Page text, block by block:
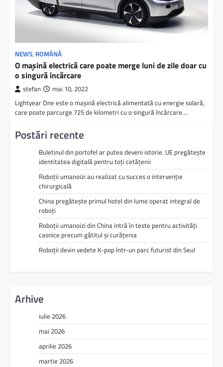
NEWS, ROMÂNĂ
O mașină electrică care poate merge luni de zile doar cu
o singură încărcare
stefan mai 10, 2022
Lightyear One este o mașină electrică alimentată cu energie solară,
care poate parcurge 725 de kilometri cu o singură încărcare.…
Postări recente
Buletinul din portofel ar putea deveni istorie. UE pregătește
identitatea digitală pentru toți cetățenii
Roboții umanoizi au realizat cu succes o intervenție
chirurgicală
China pregătește primul hotel din lume operat integral de
roboți
Roboții umanoizi din China intră în teste pentru activități
casnice precum gătitul și curățenia
Roboții devin vedete K-pop într-un parc futurist din Seul
Arhive
iulie 2026
mai 2026
aprilie 2026
martie 2026